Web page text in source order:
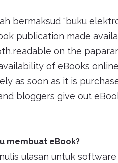
bermaksud “buku
publication made
on the
of eBooks
as soon as it is
bloggers give out
membuat eBook?
ulasan untuk